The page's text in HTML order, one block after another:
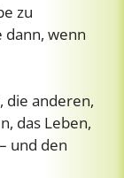
zu
dann, wenn
die anderen,
das Leben,
und den